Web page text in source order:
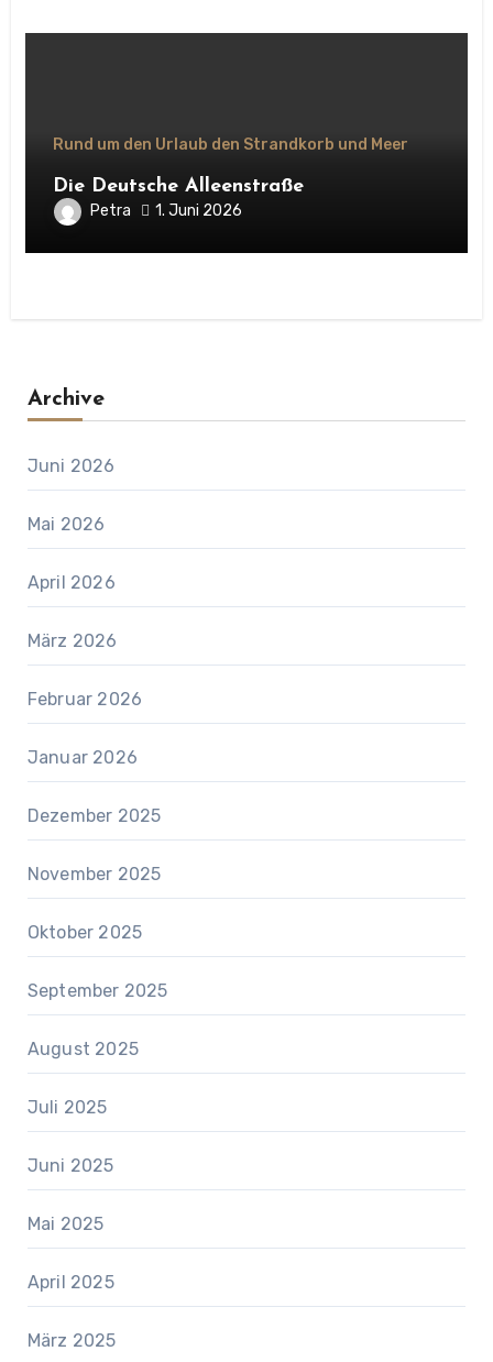
Rund um den Urlaub den Strandkorb und Meer
Die Deutsche Alleenstraße
Petra 1. Juni 2026
Archive
Juni 2026
Mai 2026
April 2026
März 2026
Februar 2026
Januar 2026
Dezember 2025
November 2025
Oktober 2025
September 2025
August 2025
Juli 2025
Juni 2025
Mai 2025
April 2025
März 2025